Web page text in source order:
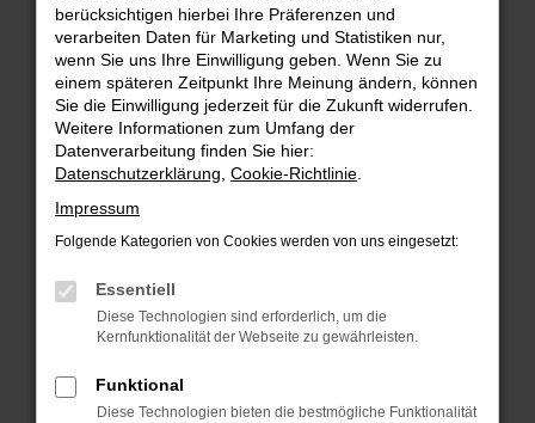
Lieferservice nach
Ingolstadt
Höchst vorzeigbar: unsere Ford
Vorführwagen für Ingolstadt
Vorhang auf für unsere Ford
Mobilität in Ingolstadt kaum eine
geeigneter Alternative existiert. Ford
Vorführwagen sind fast noch Neuwagen.
Bedenke bitte, dass die Fahrzeuge in
aller Regel dem Zweck dienten,
berücksichtigen hierbei Ihre Präferenzen und
verarbeiten Daten für Marketing und Statistiken nur,
wenn Sie uns Ihre Einwilligung geben. Wenn Sie zu
einem späteren Zeitpunkt Ihre Meinung ändern, können
Sie die Einwilligung jederzeit für die Zukunft widerrufen.
Weitere Informationen zum Umfang der
Datenverarbeitung finden Sie hier:
Datenschutzerklärung Cookie-Richtlinie
Impressum
Folgende Kategorien von Cookies werden von uns eingesetzt:
Essentiell
Diese Technologien sind erforderlich, um die
Kernfunktionalität der Webseite zu gewährleisten.
Funktional
Diese Technologien bieten die bestmögliche Funktionalität